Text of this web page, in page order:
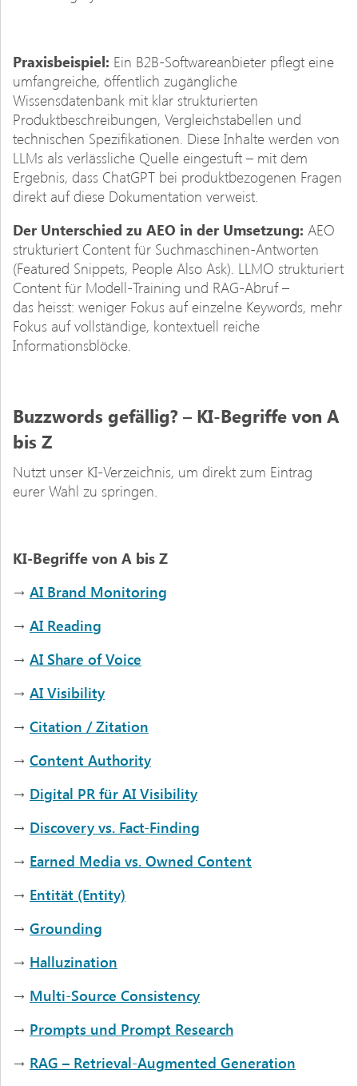
Praxisbeispiel: Ein B2B-Softwareanbieter pflegt eine
umfangreiche, öffentlich zugängliche
Wissensdatenbank mit klar strukturierten
Produktbeschreibungen, Vergleichstabellen und
technischen Spezifikationen. Diese Inhalte werden von
LLMs als verlässliche Quelle eingestuft – mit dem
Ergebnis, dass ChatGPT bei produktbezogenen Fragen
direkt auf diese Dokumentation verweist.
Der Unterschied zu AEO in der Umsetzung: AEO
strukturiert Content für Suchmaschinen-Antworten
(Featured Snippets, People Also Ask). LLMO strukturiert
Content für Modell-Training und RAG-Abruf –
das heisst: weniger Fokus auf einzelne Keywords, mehr
Fokus auf vollständige, kontextuell reiche
Informationsblöcke.
Buzzwords gefällig? – KI-Begriffe von A
bis Z
Nutzt unser KI-Verzeichnis, um direkt zum Eintrag
eurer Wahl zu springen.
KI-Begriffe von A bis Z
→ AI Brand Monitoring
→ AI Reading
→ AI Share of Voice
→ AI Visibility
→ Citation / Zitation
→ Content Authority
→ Digital PR für AI Visibility
→ Discovery vs. Fact-Finding
→ Earned Media vs. Owned Content
→ Entität (Entity)
→ Grounding
→ Halluzination
→ Multi-Source Consistency
→ Prompts und Prompt Research
→ RAG – Retrieval-Augmented Generation